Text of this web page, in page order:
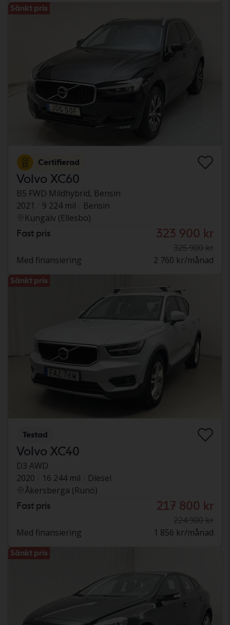
Sänkt pris
Certifierad
Volvo XC60
B5 FWD Mildhybrid, Bensin
2021
9 224 mil
Bensin
Kungälv (Ellesbo)
Fast pris 323 900 kr
325 900 kr
Med finansiering
2 760 kr/månad
Sänkt pris
Testad
Volvo XC40
D3 AWD
2020
16 244 mil
Diesel
Åkersberga (Runö)
Fast pris 217 800 kr
224 900 kr
Med finansiering
1 856 kr/månad
Sänkt pris